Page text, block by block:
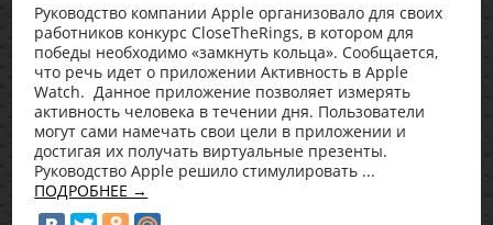
Руководство компании Apple организовало для своих
работников конкурс CloseTheRings, в котором для
победы необходимо «замкнуть кольца». Сообщается,
что речь идет о приложении Активность в Apple
Watch. Данное приложение позволяет измерять
активность человека в течении дня. Пользователи
могут сами намечать свои цели в приложении и
достигая их получать виртуальные презенты.
Руководство Apple решило стимулировать ...
ПОДРОБНЕЕ →